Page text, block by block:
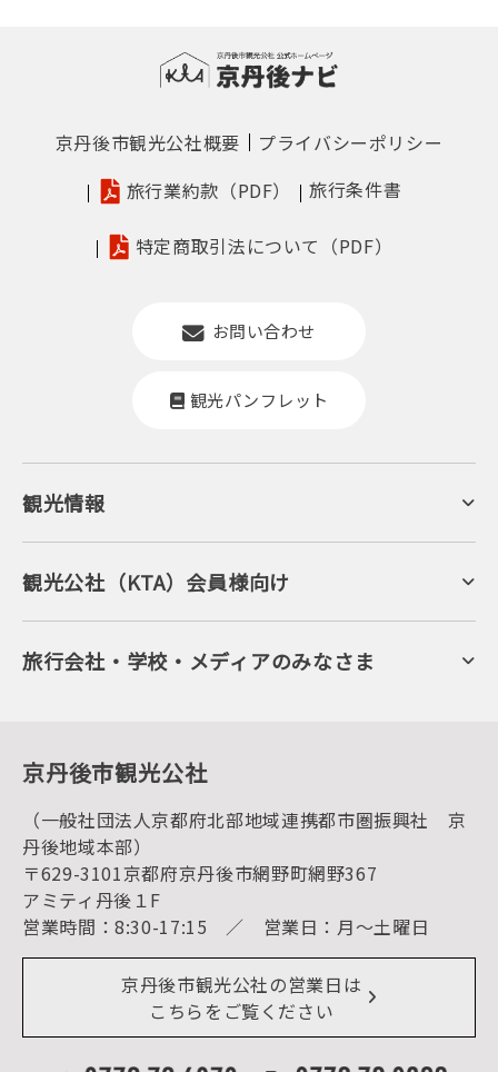
京丹後市観光公社概要
プライバシーポリシー
旅行業約款（PDF）
旅行条件書
特定商取引法について（PDF）
お問い合わせ
観光パンフレット
観光情報
京丹後について
ジオパークの絶景
キャンプ・グランピング
自然景観
旬の食
フルーツ
美術館・資料館
観光
海水浴
キャンプ
お宿探し
宿泊・日帰り予約（空室検索）
予約照会・予約キャンセル
宿泊施設一覧（お宿比較ページ）
アクセス
お知らせ
イベント情報
デジタル観光パンフレット
リアルタイム道路情報
よくある質問
観光公社（KTA）会員様向け
KTA会員コミュニティ
会員向けサービス
KTAニュースレター
会員加入・会員情報（会員規程）
旅行会社・学校・メディアのみなさま
プレスリリース
京丹後市観光公社
（一般社団法人京都府北部地域連携都市圏振興社 京
丹後地域本部）
〒629-3101京都府京丹後市網野町網野367
アミティ丹後１F
営業時間：8:30-17:15 ／ 営業日：月～土曜日
京丹後市観光公社の営業日は
こちらをご覧ください